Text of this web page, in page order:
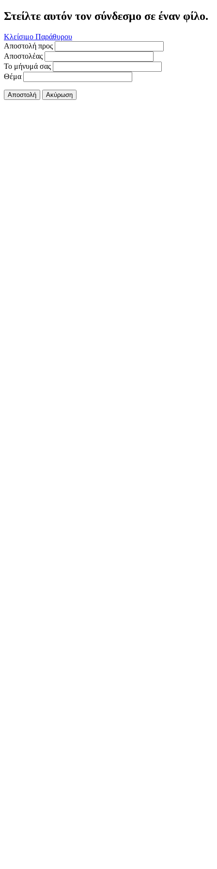
Στείλτε αυτόν τον σύνδεσμο σε έναν φίλο.
Κλείσιμο Παράθυρου
Αποστολή προς
Αποστολέας
Το μήνυμά σας
Θέμα
Αποστολή Ακύρωση